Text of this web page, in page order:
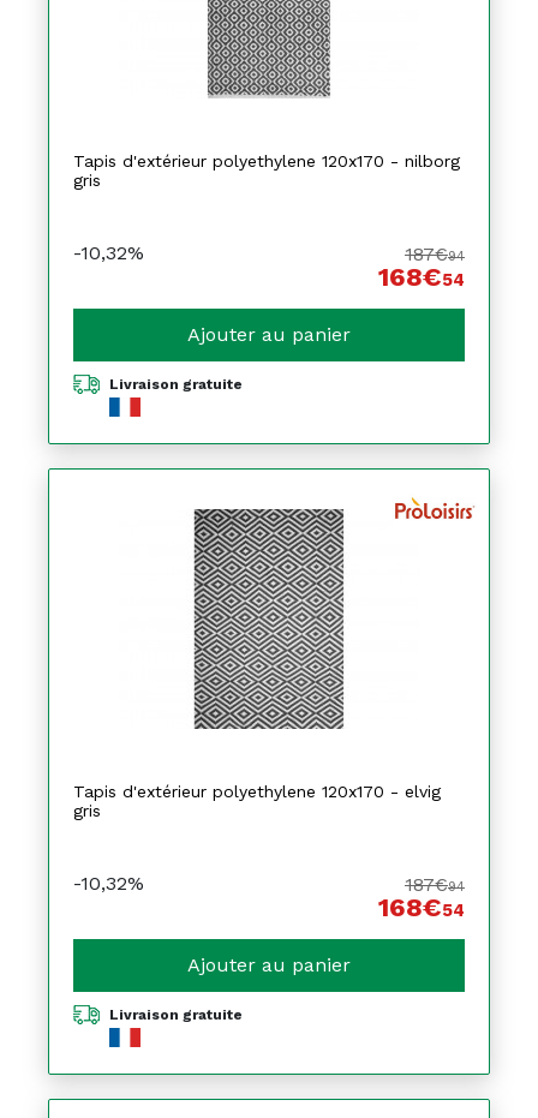
Tapis d'extérieur polyethylene 120x170 - nilborg
gris
-10,32% 187€94
168€54
Ajouter au panier
Livraison gratuite
Tapis d'extérieur polyethylene 120x170 - elvig
gris
-10,32% 187€94
168€54
Ajouter au panier
Livraison gratuite